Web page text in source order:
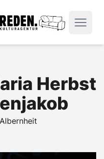
Herbst